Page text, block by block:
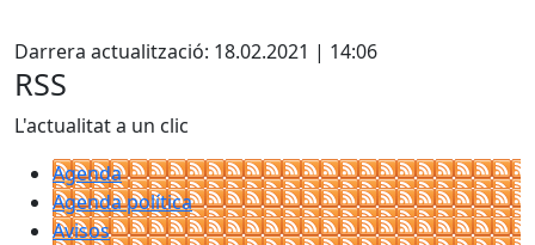
Darrera actualització: 18.02.2021 | 14:06
RSS
L'actualitat a un clic
Agenda
Agenda política
Avisos